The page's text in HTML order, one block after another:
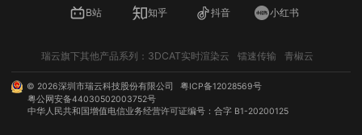
B站
知乎 抖音 小红书
瑞云旗下其他产品系列： 3DCAT实时渲染云 镭速传输 青椒云
© 2026深圳市瑞云科技股份有限公司
粤ICP备12028569号
粤公网安备44030502003752号
中华人民共和国增值电信业务经营许可证编号：合字 B1-20200125